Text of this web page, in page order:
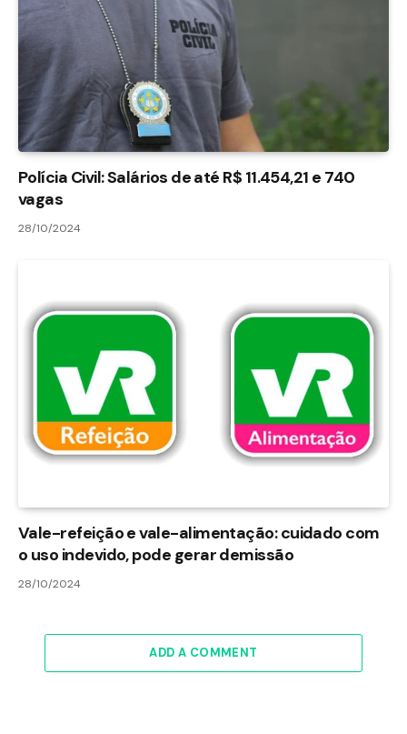
Polícia Civil: Salários de até R$ 11.454,21 e 740
vagas
28/10/2024
Vale-refeição e vale-alimentação: cuidado com
o uso indevido, pode gerar demissão
28/10/2024
ADD A COMMENT